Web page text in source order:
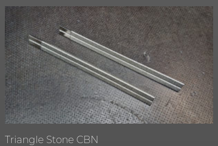
Triangle Stone CBN